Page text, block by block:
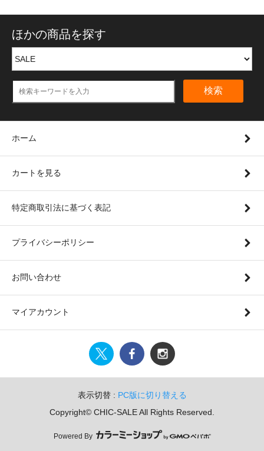
ほかの商品を探す
検索
ホーム
カートを見る
特定商取引法に基づく表記
プライバシーポリシー
お問い合わせ
マイアカウント
表示切替 : PC版に切り替える
Copyright© CHIC-SALE All Rights Reserved.
Powered By